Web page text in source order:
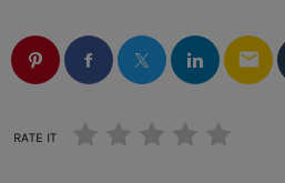
email
RATE IT